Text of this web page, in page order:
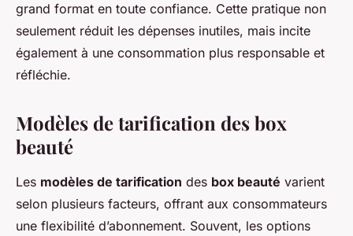
grand format en toute confiance. Cette pratique non
seulement réduit les dépenses inutiles, mais incite
également à une consommation plus responsable et
réfléchie.
Modèles de tarification des box
beauté
Les modèles de tarification des box beauté varient
selon plusieurs facteurs, offrant aux consommateurs
une flexibilité d’abonnement. Souvent, les options